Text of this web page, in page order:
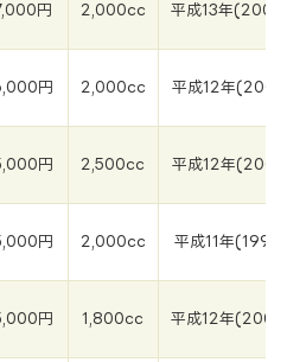
円 2,000cc 平成13年(2002
円 2,000cc 平成12年(2001
円 2,500cc 平成12年(2001
円 2,000cc 平成11年(1999
円 1,800cc 平成12年